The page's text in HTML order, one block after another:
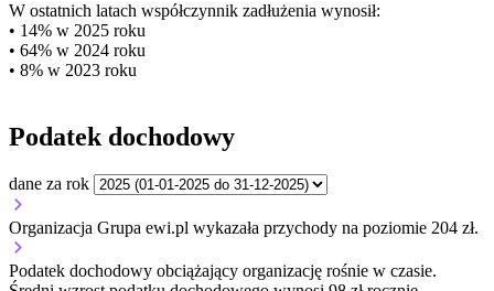
W ostatnich latach współczynnik zadłużenia wynosił:
• 14% w 2025 roku
• 64% w 2024 roku
• 8% w 2023 roku
Podatek dochodowy
dane za rok
Organizacja Grupa ewi.pl wykazała przychody na poziomie 204 zł.
Podatek dochodowy obciążający organizację rośnie w czasie.